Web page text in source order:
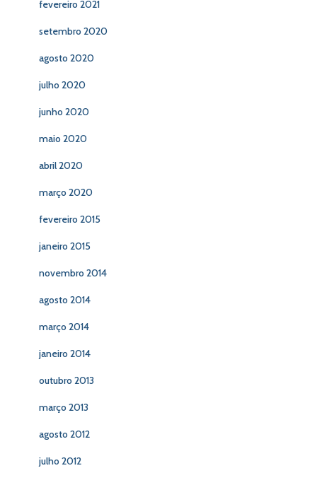
fevereiro 2021
setembro 2020
agosto 2020
julho 2020
junho 2020
maio 2020
abril 2020
março 2020
fevereiro 2015
janeiro 2015
novembro 2014
agosto 2014
março 2014
janeiro 2014
outubro 2013
março 2013
agosto 2012
julho 2012